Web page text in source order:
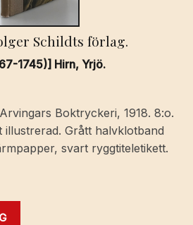
Schildts förlag.
1745)] Hirn, Yrjö.
Boktryckeri, 1918. 8:o.
illustrerad. Grått halvklotband
svart ryggtiteletikett.